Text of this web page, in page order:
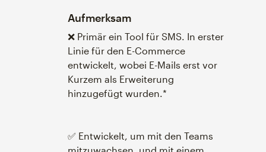
Aufmerksam
❌ Primär ein Tool für SMS. In erster
Linie für den E-Commerce
entwickelt, wobei E-Mails erst vor
Kurzem als Erweiterung
hinzugefügt wurden.*
✅ Entwickelt, um mit den Teams